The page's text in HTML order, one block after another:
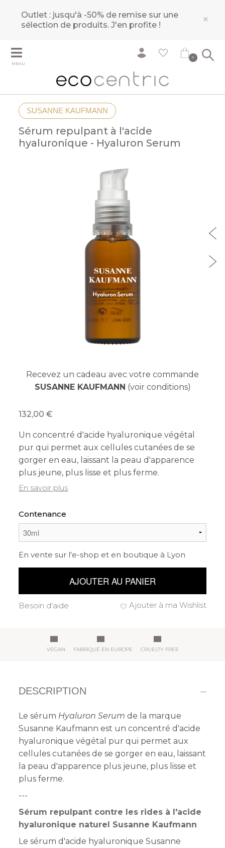
Outlet : jusqu'à -50% de remise sur une
sélection de produits.J'en profite ! ×
MENU
0
SUSANNE KAUFMANN
Sérum repulpant à l'acide
hyaluronique - Hyaluron Serum
Recevez un cadeau avec votre commande
SUSANNE KAUFMANN (voir conditions)
132,00
Un concentré d'acide hyaluronique végétal
pur qui permet aux cellules cutanées de se
gorger en eau, laissant la peau d'apparence
plus jeune, plus lisse et plus ferme.
En savoir plus
Contenance
En vente sur l'e-shop et en boutique à Lyon
AJOUTER AU PANIER
Ajouter à ma Wishlist
Besoin d'aide
VEGAN FABRIQUÉ EN EUROPE CRUELTY FREE
DESCRIPTION
Le sérum Hyaluron Serumde la marque
Susanne Kaufmann est un concentré d'acide
hyaluronique végétal pur qui permet aux
cellules cutanées de se gorger en eau, laissant
la peau d'apparence plus jeune, plus lisse et
plus ferme.
---
Sérum repulpant contre les rides à l'acide
hyaluronique naturel Susanne Kaufmann
Le sérum d'acide hyaluronique Susanne